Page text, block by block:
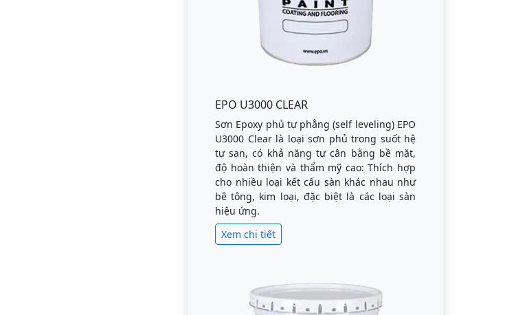
EPO U3000 CLEAR
Sơn Epoxy phủ tự phẳng (self leveling) EPO
U3000 Clear là loại sơn phủ trong suốt hệ
tự san, có khả năng tự cân bằng bề mặt,
độ hoàn thiện và thẩm mỹ cao: Thích hợp
cho nhiều loại kết cấu sàn khác nhau như
bê tông, kim loại, đặc biệt là các loại sàn
hiệu ứng.
Xem chi tiết